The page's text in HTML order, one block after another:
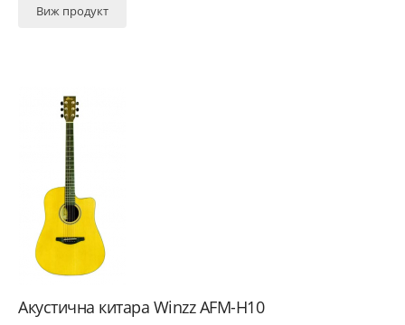
Виж продукт
Акустична китара Winzz AFM-H10